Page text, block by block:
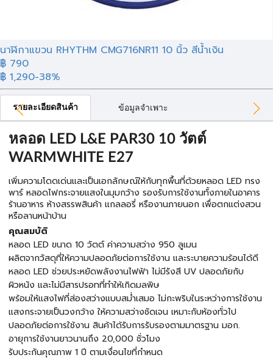
นาฬิกาแขวน RHYTHM CMG716NR11 10 นิ้ว สีน้ำเงิน
฿ 790
฿ 1,290-38%
รายละเอียดสินค้า ข้อมูลจำเพาะ
หลอด LED L&E PAR30 10 วัตต์
WARMWHITE E27
เพิ่มความโดดเด่นและเป็นเอกลักษณ์ให้กับทุกพื้นที่ด้วยหลอด LED ทรง
พาร์ หลอดไฟกระจายแสงในมุมกว้าง รองรับการใช้งานทั้งภายในอาคาร
ร้านอาหาร ห้างสรรพสินค้า แกลลอรี่ หรืองานภายนอก เพื่อตกแต่งสวน
หรือลานหน้าบ้าน
คุณสมบัติ
หลอด LED ขนาด 10 วัตต์ ค่าความสว่าง 950 ลูเมน
ผลิตจากวัสดุที่ให้ความปลอดภัยต่อการใช้งาน และระบายความร้อนได้ดี
หลอด LED ช่วยประหยัดพลังงานไฟฟ้า ไม่มีรังสี UV ปลอดภัยกับ
ผิวหนัง และไม่มีสารปรอทที่ทำให้เกิดมลพิษ
พร้อมให้แสงไฟที่ส่องสว่างแบบสม่ำเสมอ ไม่กะพริบในระหว่างการใช้งาน
แสงกระจายเป็นวงกว้าง ให้ความสว่างชัดเจน เหมาะกับห้องทั่วไป
ปลอดภัยต่อการใช้งาน สินค้าได้รับการรับรองตามมาตรฐาน มอก.
อายุการใช้งานยาวนานถึง 20,000 ชั่วโมง
รับประกันคุณภาพ 1 ปี ตามเงื่อนไขที่กำหนด